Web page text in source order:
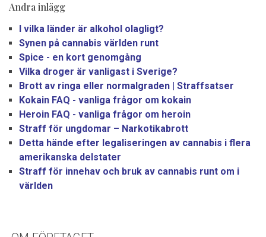
Andra inlägg
I vilka länder är alkohol olagligt?
Synen på cannabis världen runt
Spice - en kort genomgång
Vilka droger är vanligast i Sverige?
Brott av ringa eller normalgraden | Straffsatser
Kokain FAQ - vanliga frågor om kokain
Heroin FAQ - vanliga frågor om heroin
Straff för ungdomar – Narkotikabrott
Detta hände efter legaliseringen av cannabis i flera
amerikanska delstater
Straff för innehav och bruk av cannabis runt om i
världen